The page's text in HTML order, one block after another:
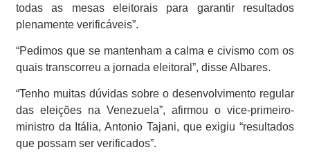
todas as mesas eleitorais para garantir resultados
plenamente verificáveis”.
“Pedimos que se mantenham a calma e civismo com os
quais transcorreu a jornada eleitoral”, disse Albares.
“Tenho muitas dúvidas sobre o desenvolvimento regular
das eleições na Venezuela”, afirmou o vice-primeiro-
ministro da Itália, Antonio Tajani, que exigiu “resultados
que possam ser verificados”.